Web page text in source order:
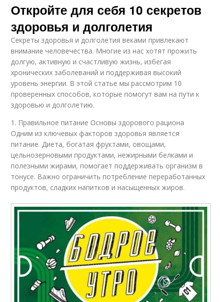
Откройте для себя 10 секретов
здоровья и долголетия
Секреты здоровья и долголетия веками привлекают
внимание человечества. Многие из нас хотят прожить
долгую, активную и счастливую жизнь, избегая
хронических заболеваний и поддерживая высокий
уровень энергии. В этой статье мы рассмотрим 10
проверенных способов, которые помогут вам на пути к
здоровью и долголетию.
1. Правильное питание Основы здорового рациона
Одним из ключевых факторов здоровья является
питание. Диета, богатая фруктами, овощами,
цельнозерновыми продуктами, нежирными белками и
полезными жирами, помогает поддерживать организм в
тонусе. Важно ограничить потребление переработанных
продуктов, сладких напитков и насыщенных жиров.